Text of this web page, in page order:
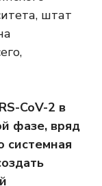
штат
CoV-2 в
фазе, вряд
системная